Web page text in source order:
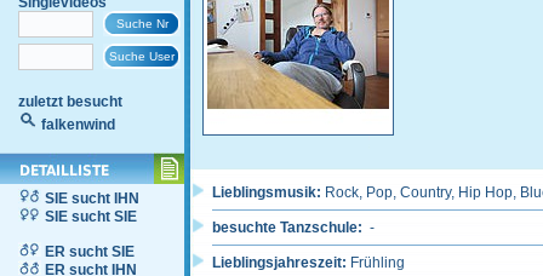
zuletzt besucht
falkenwind
SIE sucht IHN
SIE sucht SIE
ER sucht SIE
ER sucht IHN
Lieblingsmusik: Rock, Pop, Country, Hip Hop,
besuchte Tanzschule: -
Lieblingsjahreszeit: Frühling